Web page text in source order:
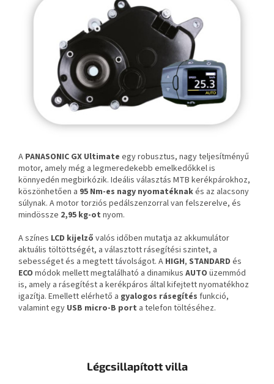
A PANASONIC GX Ultimate egy robusztus, nagy teljesítményű
motor, amely még a legmeredekebb emelkedőkkel is
könnyedén megbirkózik. Ideális választás MTB kerékpárokhoz,
köszönhetően a 95 Nm-es nagy nyomatéknakés az alacsony
súlynak. A motor torziós pedálszenzorral van felszerelve, és
mindössze 2,95 kg-ot nyom.
A színes LCD kijelző valós időben mutatja az akkumulátor
aktuális töltöttségét, a választott rásegítési szintet, a
sebességet és a megtett távolságot. A HIGH, STANDARD és
ECO módok mellett megtalálható a dinamikus AUTO üzemmód
is, amely a rásegítést a kerékpáros által kifejtett nyomatékhoz
igazítja. Emellett elérhető a gyalogos rásegítés funkció,
valamint egy USB micro-B port a telefon töltéséhez.
Légcsillapított villa